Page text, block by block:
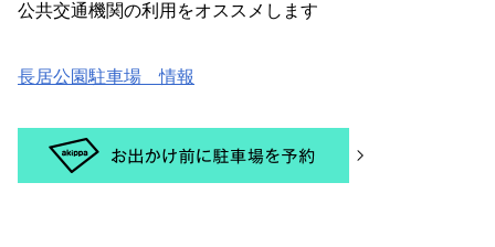
公共交通機関の利用をオススメします
長居公園駐車場 情報